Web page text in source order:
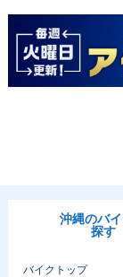
沖縄のバ
探す
バイクトップ